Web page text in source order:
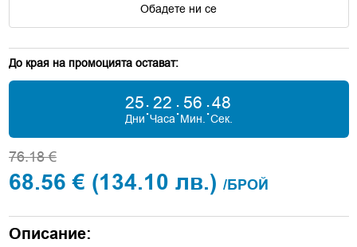
Обадете ни се
До края на промоцията остават:
25
Дни:22
Часа: 56
Мин.:48
Сек.
76.18 €
68.56 € (134.10 лв.) /БРОЙ
Описание: